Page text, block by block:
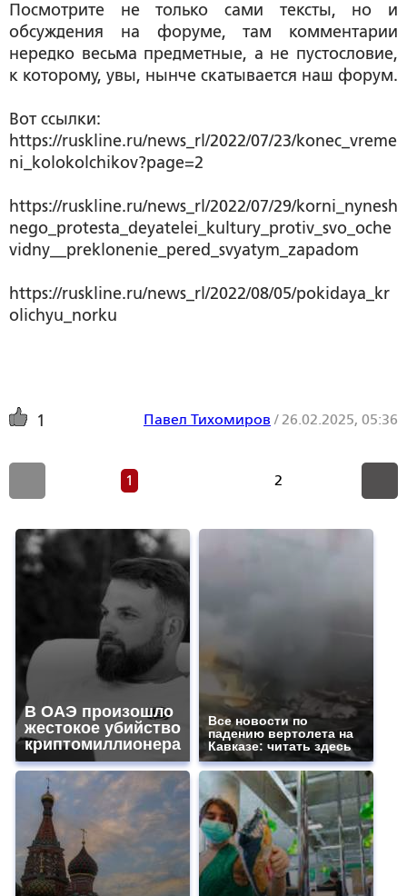
Посмотрите не только сами тексты, но и
обсуждения на форуме, там комментарии
нередко весьма предметные, а не пустословие,
к которому, увы, нынче скатывается наш форум.
Вот ссылки:
https://ruskline.ru/news_rl/2022/07/23/konec_vreme
ni_kolokolchikov?page=2
https://ruskline.ru/news_rl/2022/07/29/korni_nynesh
nego_protesta_deyatelei_kultury_protiv_svo_oche
vidny__preklonenie_pered_svyatym_zapadom
https://ruskline.ru/news_rl/2022/08/05/pokidaya_kr
olichyu_norku
1 Павел Тихомиров / 26.02.2025, 05:36
1 2
В ОАЭ произошло
жестокое убийство
криптомиллионера
Все новости по
падению вертолета на
Кавказе: читать здесь